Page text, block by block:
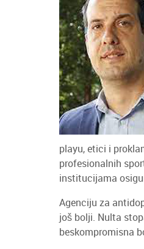
playu, etici i
profesionalnih
institucijama
Agenciju za
još bolji. Nulta
beskompromisna